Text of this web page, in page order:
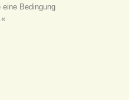
Bedingung